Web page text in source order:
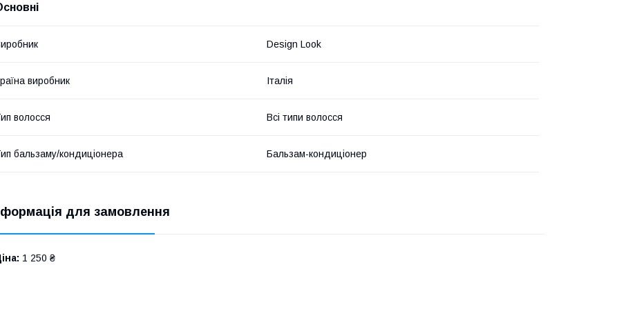
Design Look
виробник Італія
волосся Всі типи волосся
бальзаму/кондиціонера Бальзам-кондиціонер
для замовлення
1 250 ₴